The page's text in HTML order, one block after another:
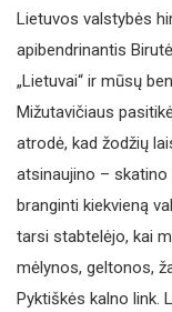
Lietuvos valstybės
apibendrinantis
„Lietuvai“ ir mūsų
Mižutavičiaus
atrodė, kad žodžių
atsinaujino – skatino
branginti kiekvieną
tarsi stabtelėjo, kai
mėlynos, geltonos,
Pyktiškės kalno link.